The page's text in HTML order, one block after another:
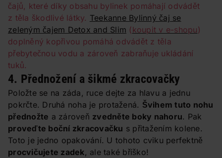
čajů, které díky obsahu bylinek pomáhají odvádět
z těla škodlivé látky. Teekanne Bylinný čaj se
zeleným čajem Detox and Slim (koupit v e-shopu)
doplněný kopřivou pomáhá odvádět z těla
přebytečnou vodu a zároveň zabraňuje ukládání
tuků.
4. Přednožení a šikmé zkracovačky
Položte se na záda, ruce dejte za hlavu a jednu
pokrčte. Druhá noha je protažená. Švihem tuto nohu
přednožte a zároveň zvedněte boky nahoru. Pak
proveďte boční zkracovačku s přitažením kolene.
Toto je jedno opakování. U tohoto cviku perfektně
procvičujete zadek, ale také bříško!